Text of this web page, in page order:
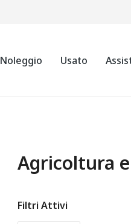
Noleggio Usato
Agricoltura
Filtri Attivi